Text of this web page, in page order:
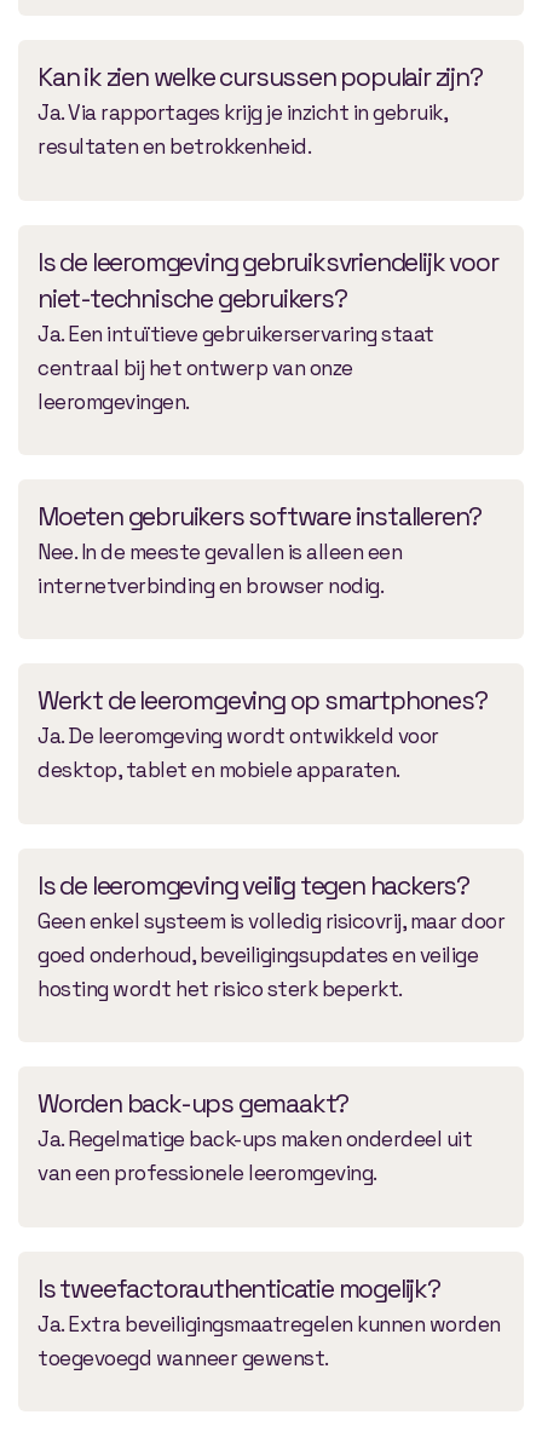
Kan ik zien welke cursussen populair zijn?
Ja. Via rapportages krijg je inzicht in gebruik,
resultaten en betrokkenheid.
Is de leeromgeving gebruiksvriendelijk voor
niet-technische gebruikers?
Ja. Een intuïtieve gebruikerservaring staat
centraal bij het ontwerp van onze
leeromgevingen.
Moeten gebruikers software installeren?
Nee. In de meeste gevallen is alleen een
internetverbinding en browser nodig.
Werkt de leeromgeving op smartphones?
Ja. De leeromgeving wordt ontwikkeld voor
desktop, tablet en mobiele apparaten.
Is de leeromgeving veilig tegen hackers?
Geen enkel systeem is volledig risicovrij, maar door
goed onderhoud, beveiligingsupdates en veilige
hosting wordt het risico sterk beperkt.
Worden back-ups gemaakt?
Ja. Regelmatige back-ups maken onderdeel uit
van een professionele leeromgeving.
Is tweefactorauthenticatie mogelijk?
Ja. Extra beveiligingsmaatregelen kunnen worden
toegevoegd wanneer gewenst.